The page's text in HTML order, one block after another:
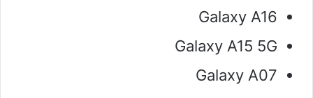
Galaxy A16
Galaxy A15 5G
Galaxy A07